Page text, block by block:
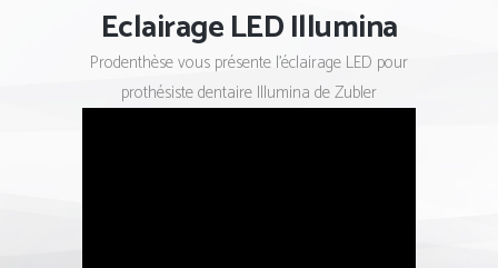
Eclairage LED Illumina
Prodenthèse vous présente l’éclairage LED pour
prothésiste dentaire Illumina de Zubler